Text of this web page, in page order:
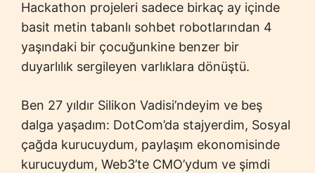
Hackathon projeleri sadece birkaç ay içinde
basit metin tabanlı sohbet robotlarından 4
yaşındaki bir çocuğunkine benzer bir
duyarlılık sergileyen varlıklara dönüştü.
Ben 27 yıldır Silikon Vadisi’ndeyim ve beş
dalga yaşadım: DotCom’da stajyerdim, Sosyal
çağda kurucuydum, paylaşım ekonomisinde
kurucuydum, Web3’te CMO’ydum ve şimdi